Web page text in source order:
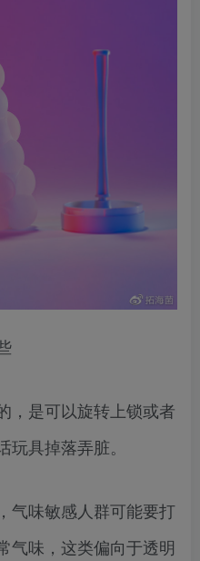
，是可以旋转上锁或者
具掉落弄脏。
气味敏感人群可能要打
气味，这类偏向于透明